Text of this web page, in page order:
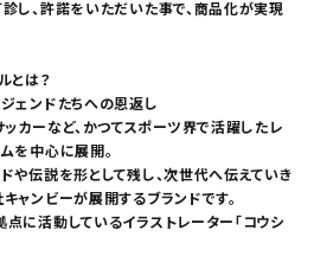
し、許諾をいただいた事で、商品化が実現
とは？
ェンドたちへの恩返し
カーなど、かつてスポーツ界で活躍したレ
を中心に展開。
や伝説を形として残し、次世代へ伝えていき
ャンビーが展開するブランドです。
に活動しているイラストレーター「コウシ